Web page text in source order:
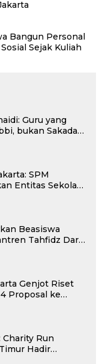
Bangun Personal
Sejak Kuliah
Guru yang
bukan Sakadar
SPM
Entitas Sekolah
Beasiswa
Tahfidz Darul
Genjot Riset
Proposal ke
Charity Run
Hadir